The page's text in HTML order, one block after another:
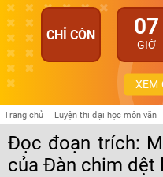
CHỈ CÒN 07
GIỜ
XEM
Trang chủ Luyện thi đại học môn văn
Đọc đoạn trích:
của Đàn chim